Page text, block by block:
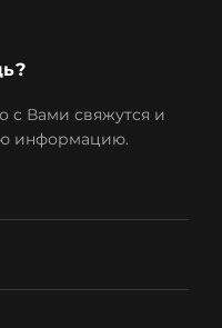
с Вами свяжутся и
информацию.